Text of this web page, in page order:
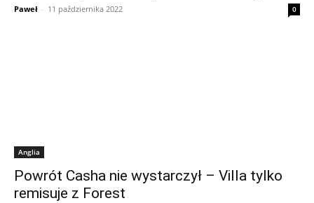
Paweł - 11 października 2022 0
Anglia
Powrót Casha nie wystarczył – Villa tylko
remisuje z Forest